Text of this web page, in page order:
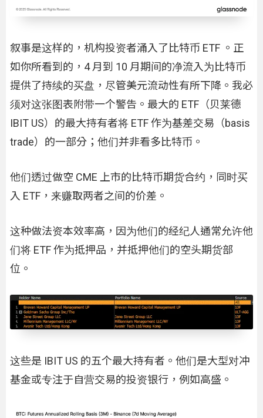
叙事是这样的，机构投资者涌入了比特币 ETF 。正
如你所看到的，4 月到 10 月期间的净流入为比特币
提供了持续的买盘，尽管美元流动性有所下降。我必
须对这张图表附带一个警告。最大的 ETF（贝莱德
IBIT US）的最大持有者将 ETF 作为基差交易（basis
trade）的一部分；他们并非看多比特币。
他们透过做空 CME 上市的比特币期货合约，同时买
入 ETF，来赚取两者之间的价差。
这种做法资本效率高，因为他们的经纪人通常允许他
们将 ETF 作为抵押品，并抵押他们的空头期货部
位。
这些是 IBIT US 的五个最大持有者。他们是大型对冲
基金或专注于自营交易的投资银行，例如高盛。